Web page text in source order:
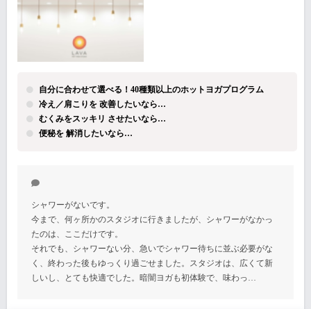
自分に合わせて選べる！40種類以上のホットヨガプログラム
冷え／肩こりを 改善したいなら…
むくみをスッキリ させたいなら…
便秘を 解消したいなら…
シャワーがないです。
今まで、何ヶ所かのスタジオに行きましたが、シャワーがなかっ
たのは、ここだけです。
それでも、シャワーない分、急いでシャワー待ちに並ぶ必要がな
く、終わった後もゆっくり過ごせました。スタジオは、広くて新
しいし、とても快適でした。暗闇ヨガも初体験で、味わっ…